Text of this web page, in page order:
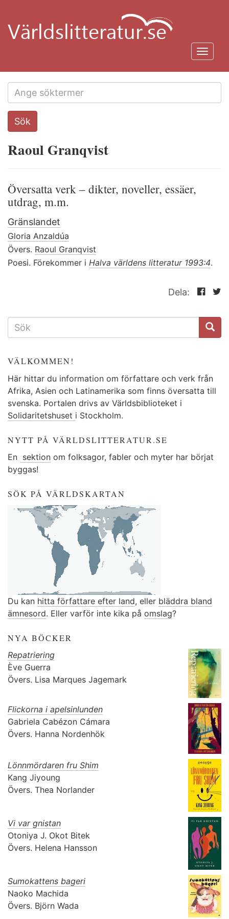
huvudinnehåll
Search
this
Sök
Raoul Granqvist
Översatta verk – dikter, noveller, essäer,
utdrag, m.m.
Gränslandet
Gloria Anzaldúa
Övers. Raoul Granqvist
Poesi. Förekommer i Halva världens litteratur 1993:4.
Dela:
SÖKFORMULÄR
VÄLKOMMEN!
Här hittar du information om författare och verk från
Afrika, Asien och Latinamerika som finns översatta till
svenska. Portalen drivs av Världsbiblioteket i
Solidaritetshuset i Stockholm.
NYTT PÅ VÄRLDSLITTERATUR.SE
En sektion om folksagor, fabler och myter har börjat
byggas!
SÖK PÅ VÄRLDSKARTAN
Du kan hitta författare efter land, eller bläddra bland
ämnesord. Eller varför inte kika på omslag?
NYA BÖCKER
Repatriering
Ève Guerra
Övers. Lisa Marques Jagemark
Flickorna i apelsinlunden
Gabriela Cabézon Cámara
Övers. Hanna Nordenhök
Lönnmördaren fru Shim
Kang Jiyoung
Övers. Thea Norlander
Vi var gnistan
Otoniya J. Okot Bitek
Övers. Helena Hansson
Sumokattens bageri
Naoko Machida
Övers. Björn Wada